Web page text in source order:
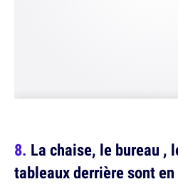
La chaise, le bureau ,
tableaux derrière sont